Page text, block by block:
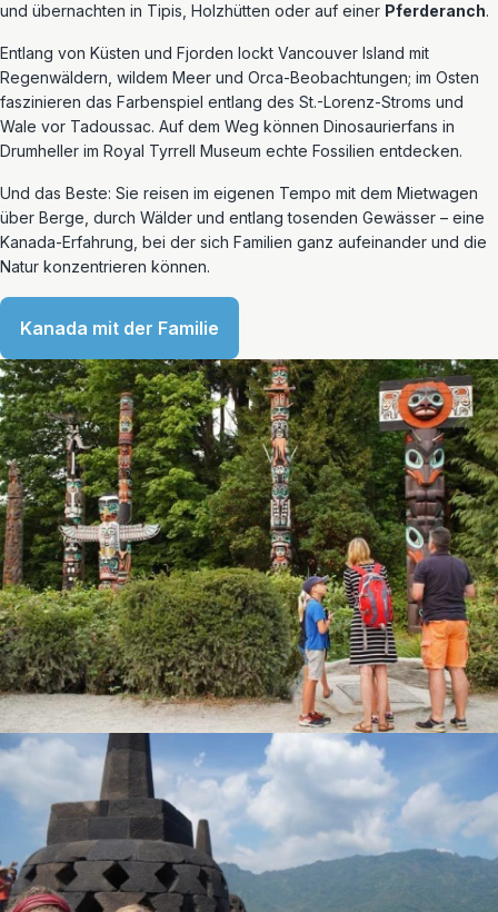
und übernachten in Tipis, Holzhütten oder auf einer Pferderanch.
Entlang von Küsten und Fjorden lockt Vancouver Island mit
Regenwäldern, wildem Meer und Orca-Beobachtungen; im Osten
faszinieren das Farbenspiel entlang des St.-Lorenz-Stroms und
Wale vor Tadoussac. Auf dem Weg können Dinosaurierfans in
Drumheller im Royal Tyrrell Museum echte Fossilien entdecken.
Und das Beste: Sie reisen im eigenen Tempo mit dem Mietwagen
über Berge, durch Wälder und entlang tosenden Gewässer – eine
Kanada-Erfahrung, bei der sich Familien ganz aufeinander und die
Natur konzentrieren können.
Kanada mit der Familie